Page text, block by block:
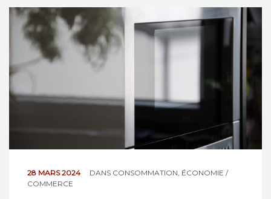
28 MARS 2024 DANS CONSOMMATION ÉCONOMIE /
COMMERCE